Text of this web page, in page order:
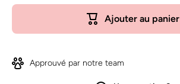
Ajouter au panier
Approuvé par notre team